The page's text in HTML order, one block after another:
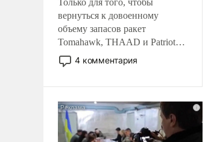
вернуться к довоенному
объему запасов ракет
Tomahawk, THAAD и Patriot
США потребуется более трех
лет. Даже небольшая война с
Сложившаяся ситуация
означает многолетний период
уязвимости США, например,
4 комментария